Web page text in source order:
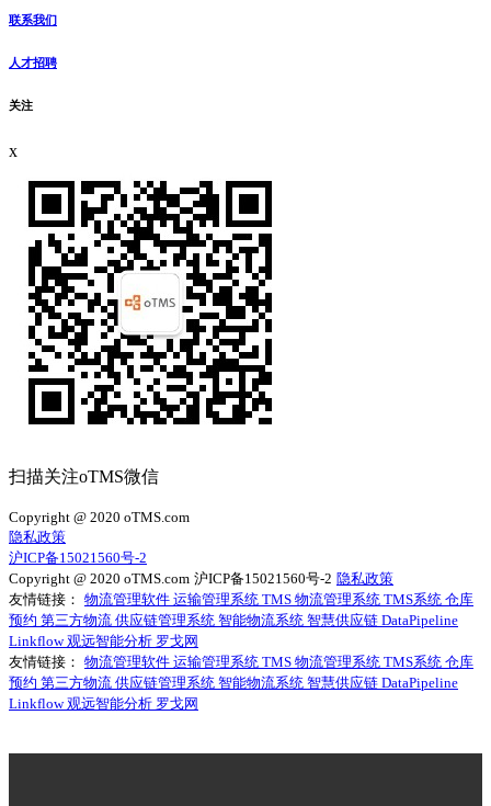
联系我们
人才招聘
关注
x
扫描关注oTMS微信
Copyright @ 2020 oTMS.com
隐私政策
沪ICP备15021560号-2
Copyright @ 2020 oTMS.com 沪ICP备15021560号-2 隐私政策
友情链接： 物流管理软件 运输管理系统 TMS 物流管理系统 TMS系统 仓库
预约 第三方物流 供应链管理系统 智能物流系统 智慧供应链 DataPipeline
Linkflow观远智能分析 罗戈网
友情链接： 物流管理软件 运输管理系统 TMS 物流管理系统 TMS系统 仓库
预约 第三方物流 供应链管理系统 智能物流系统 智慧供应链 DataPipeline
Linkflow观远智能分析 罗戈网